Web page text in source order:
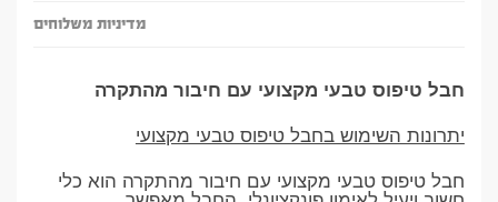
מדיניות משלוחים
חבל טיפוס טבעי מקצועי עם חיבור מהתקרה
יתרונות השימוש בחבל טיפוס טבעי מקצועי
חבל טיפוס טבעי מקצועי עם חיבור מהתקרה הוא כלי